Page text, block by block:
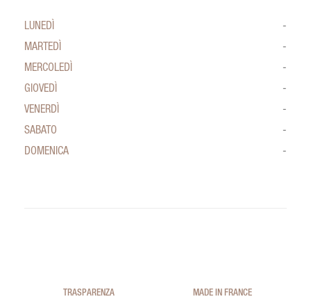
LUNEDÌ
-
MARTEDÌ
-
MERCOLEDÌ
-
GIOVEDÌ
-
VENERDÌ
-
SABATO
-
DOMENICA
-
TRASPARENZA MADE IN FRANCE